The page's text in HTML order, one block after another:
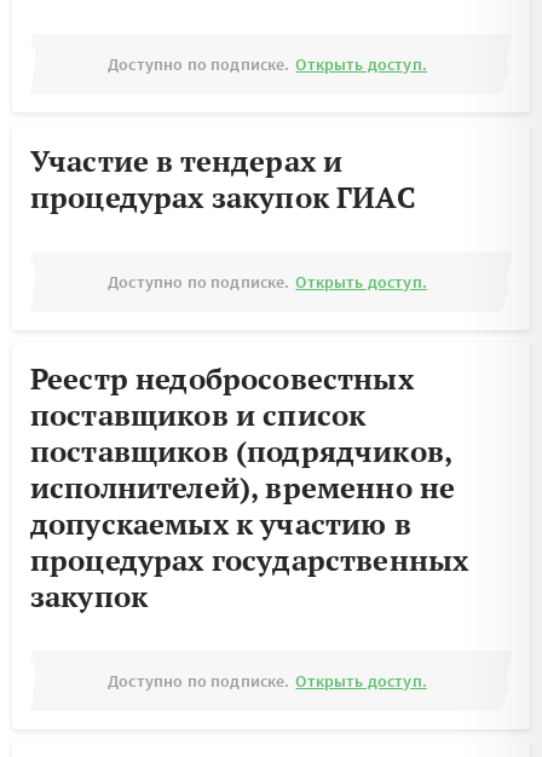
Доступно по подписке. Открыть доступ.
Участие в тендерах и
процедурах закупок ГИАС
Доступно по подписке. Открыть доступ.
Реестр недобросовестных
поставщиков и список
поставщиков (подрядчиков,
исполнителей), временно не
допускаемых к участию в
процедурах государственных
закупок
Доступно по подписке. Открыть доступ.